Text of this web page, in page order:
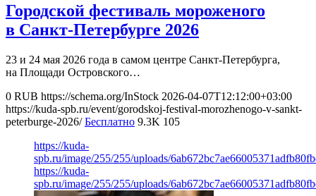
Городской фестиваль мороженого
в Санкт-Петербурге 2026
23 и 24 мая 2026 года в самом центре Санкт-Петербурга,
на Площади Островского…
0 RUB https://schema.org/InStock 2026-04-07T12:12:00+03:00
https://kuda-spb.ru/event/gorodskoj-festival-morozhenogo-v-sankt-
peterburge-2026/ Бесплатно 9.3K 105
https://kuda-
spb.ru/image/255/255/uploads/
https://kuda-
spb.ru/image/255/255/uploads/